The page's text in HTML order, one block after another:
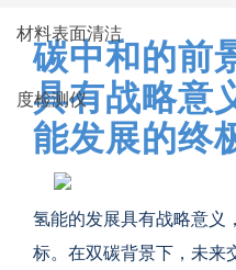
碳中和的前
具有战略意
能发展的终
氢能的发展具有战略意义
标。在双碳背景下，未来